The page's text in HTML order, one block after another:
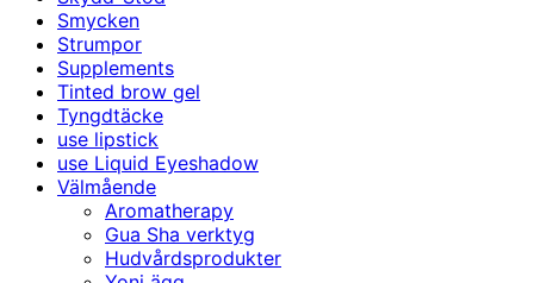
Smycken
Strumpor
Supplements
Tinted brow gel
Tyngdtäcke
use lipstick
use Liquid Eyeshadow
Välmående
Aromatherapy
Gua Sha verktyg
Hudvårdsprodukter